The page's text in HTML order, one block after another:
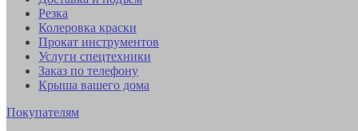
Резка
Колеровка краски
Прокат инструментов
Услуги спецтехники
Заказ по телефону
Крыша вашего дома
Покупателям